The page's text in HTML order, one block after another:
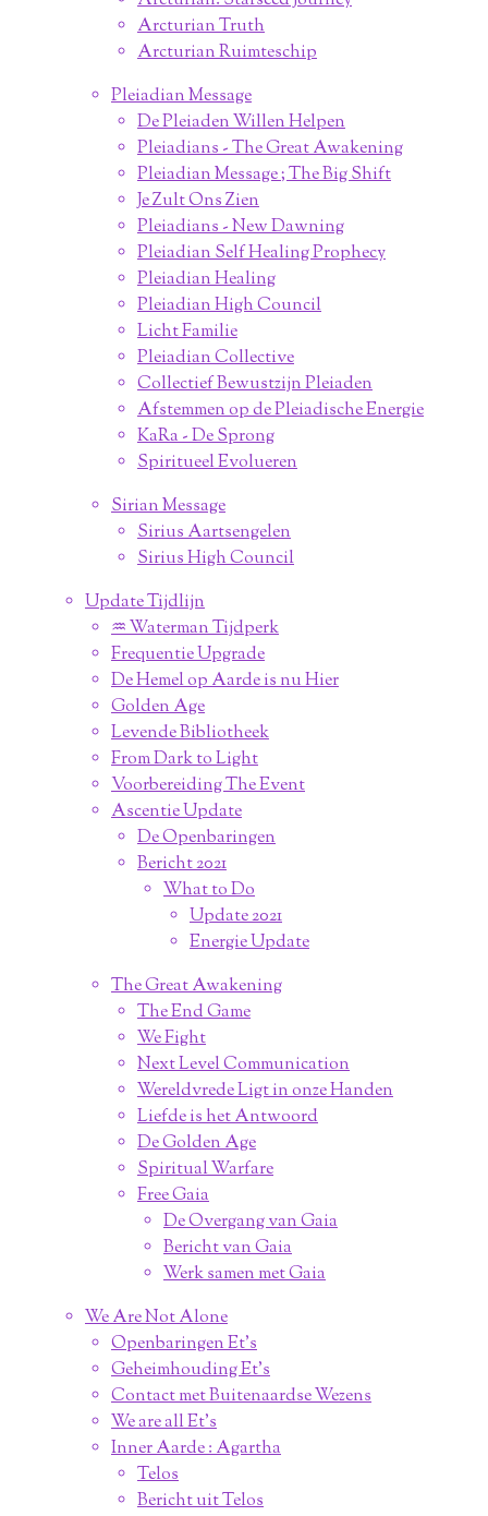
Arcturian Truth
Arcturian Ruimteschip
Pleiadian Message
De Pleiaden Willen Helpen
Pleiadians - The Great Awakening
Pleiadian Message ; The Big Shift
Je Zult Ons Zien
Pleiadians - New Dawning
Pleiadian Self Healing Prophecy
Pleiadian Healing
Pleiadian High Council
Licht Familie
Pleiadian Collective
Collectief Bewustzijn Pleiaden
Afstemmen op de Pleiadische Energie
KaRa - De Sprong
Spiritueel Evolueren
Sirian Message
Sirius Aartsengelen
Sirius High Council
Update Tijdlijn
♒︎ Waterman Tijdperk
Frequentie Upgrade
De Hemel op Aarde is nu Hier
Golden Age
Levende Bibliotheek
From Dark to Light
Voorbereiding The Event
Ascentie Update
De Openbaringen
Bericht 2021
What to Do
Update 2021
Energie Update
The Great Awakening
The End Game
We Fight
Next Level Communication
Wereldvrede Ligt in onze Handen
Liefde is het Antwoord
De Golden Age
Spiritual Warfare
Free Gaia
De Overgang van Gaia
Bericht van Gaia
Werk samen met Gaia
We Are Not Alone
Openbaringen Et's
Geheimhouding Et's
Contact met Buitenaardse Wezens
We are all Et's
Inner Aarde : Agartha
Telos
Bericht uit Telos